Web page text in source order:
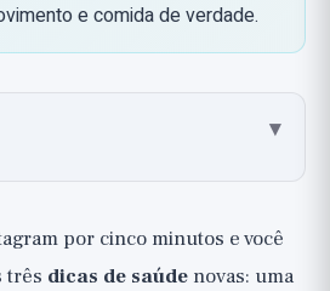
e comida de verdade.
▾
mas extremamente
por cinco minutos e você
três dicas de saúde novas: uma